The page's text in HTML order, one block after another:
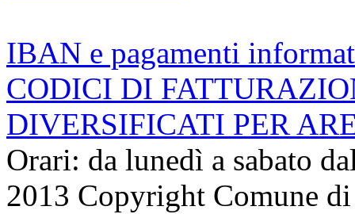
IBAN e pagamenti
CODICI DI
DIVERSIFICATI PER
Orari: da lunedì a sabato
2013 Copyright Comune